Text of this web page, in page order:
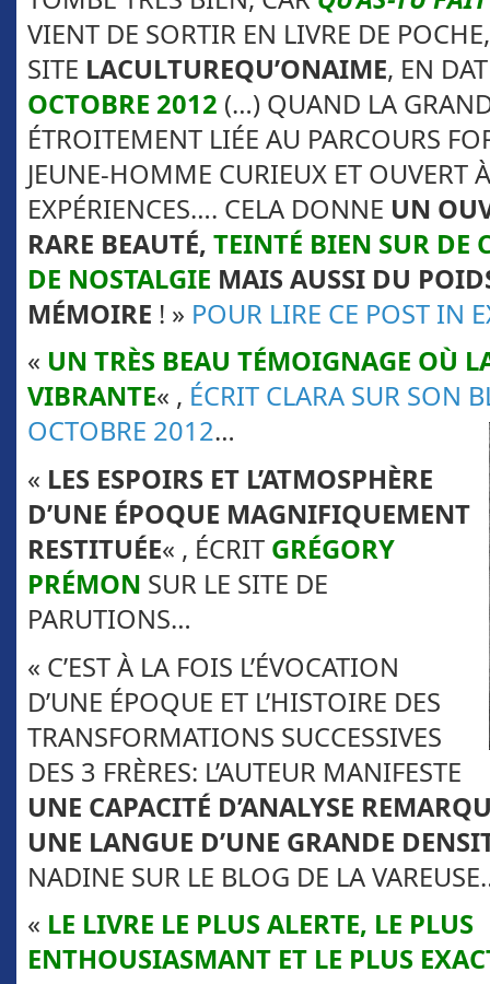
VIENT DE SORTIR EN LIVRE DE
SITE LACULTUREQU’ONAIME, EN
OCTOBRE 2012 (…) QUAND LA
ÉTROITEMENT LIÉE AU PARCOURS
JEUNE-HOMME CURIEUX ET OUVERT
EXPÉRIENCES…. CELA DONNE UN
RARE BEAUTÉ, TEINTÉ BIEN SUR DE
DE NOSTALGIE MAIS AUSSI DU
MÉMOIRE ! » POUR LIRE CE POST IN
« UN TRÈS BEAU TÉMOIGNAGE OÙ
VIBRANTE« , ÉCRIT CLARA SUR SON
OCTOBRE 2012…
« LES ESPOIRS ET L’ATMOSPHÈRE
D’UNE ÉPOQUE MAGNIFIQUEMENT
RESTITUÉE« , ÉCRIT GRÉGORY
PRÉMON SUR LE SITE DE
PARUTIONS…
« C’EST À LA FOIS L’ÉVOCATION
D’UNE ÉPOQUE ET L’HISTOIRE DES
TRANSFORMATIONS SUCCESSIVES
DES 3 FRÈRES: L’AUTEUR MANIFESTE
UNE CAPACITÉ D’ANALYSE
UNE LANGUE D’UNE GRANDE
NADINE SUR LE BLOG DE LA
« LE LIVRE LE PLUS ALERTE, LE PLUS
ENTHOUSIASMANT ET LE PLUS